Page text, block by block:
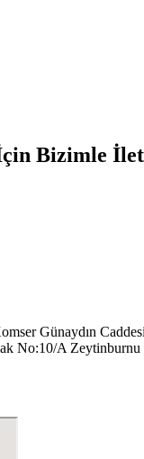
Bizimle
Günaydın
No:10/A Zeytinburnu